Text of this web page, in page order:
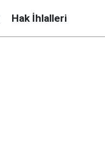
Hak İhlalleri